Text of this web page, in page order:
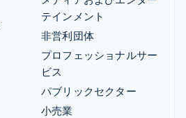
テインメント
非営利団体
プロフェッショナルサー
ビス
パブリックセクター
小売業